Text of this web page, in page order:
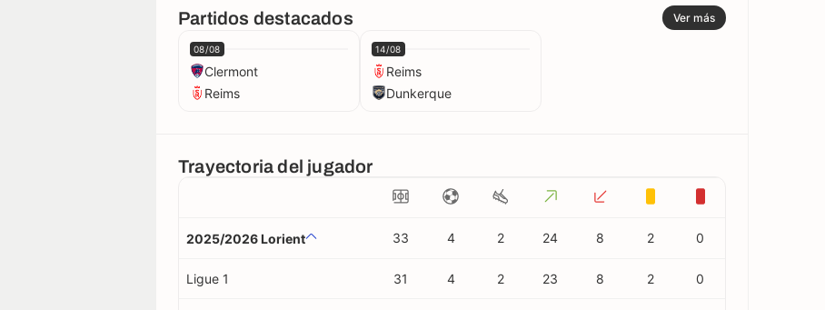
Partidos destacados Ver más
08/08
Clermont
Reims
14/08
Reims
Dunkerque
Trayectoria del jugador
2025/2026 Lorient 33 4 2 24 8 2 0
Ligue 1 31 4 2 23 8 2 0